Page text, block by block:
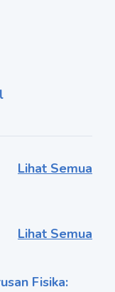
Lihat Semua
Lihat Semua
Fisika: